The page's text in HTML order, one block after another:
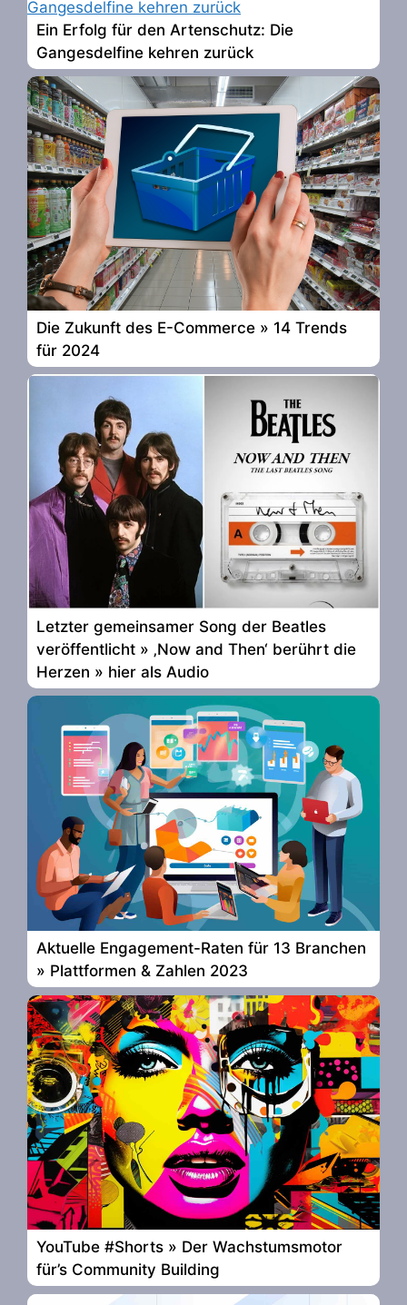
Ein Erfolg für den Artenschutz: Die
Gangesdelfine kehren zurück
Die Zukunft des E-Commerce » 14 Trends
für 2024
Letzter gemeinsamer Song der Beatles
veröffentlicht » ‚Now and Then‘ berührt die
Herzen » hier als Audio
Aktuelle Engagement-Raten für 13 Branchen
» Plattformen & Zahlen 2023
YouTube #Shorts » Der Wachstumsmotor
für’s Community Building